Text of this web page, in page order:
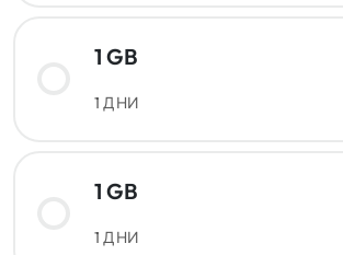
1 GB
1 ДНИ
1 GB
1 ДНИ